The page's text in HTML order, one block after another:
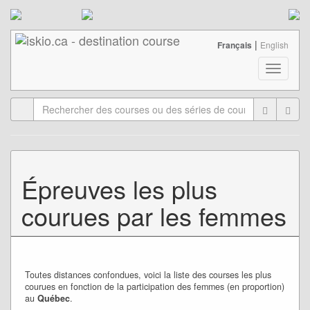
T
o
g
l
n
a
t
Français | English
Épreuves les plus
courues par les femmes
Toutes distances confondues, voici la liste des courses les plus
courues en fonction de la participation des femmes (en proportion)
au Québec.